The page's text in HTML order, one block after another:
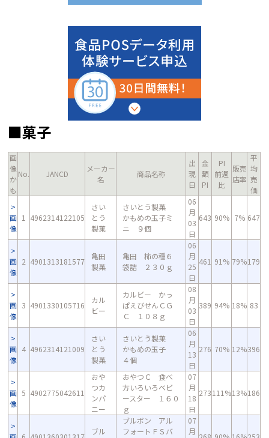
■菓子
画
像
か
も
No. JANCD
メーカー
名
商品名称
出
現
日
金
額
PI
PI
前週
比
販売
店率
平
均
売
価
画
像
1 4962314122105
さい
とう
製菓
さいとう製菓
かもめの玉子ミ
ニ ９個
06
月
03
日
643 90% 7% 647
画
像
2 4901313181577
亀田
製菓
亀田 柿の種６
袋詰 ２３０ｇ
06
月
25
日
461 91% 79%179
画
像
3 4901330105716
カル
ビー
カルビー かっ
ぱえびせんＣＧ
Ｃ １０８ｇ
08
月
03
日
389 94% 18% 83
画
像
4 4962314121009
さい
とう
製菓
さいとう製菓
かもめの玉子
４個
06
月
13
日
276 70% 12%396
画
像
5 4902775042611
おや
つカ
ンパ
ニー
おやつＣ 食べ
方いろいろベビ
ースター １６０
ｇ
07
月
18
日
273111%13%186
ブル
ブルボン アル
フォートＦＳバ
07
月